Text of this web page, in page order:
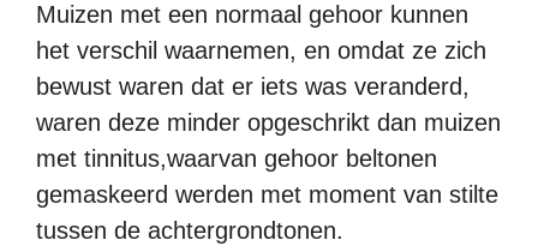
Muizen met een normaal gehoor kunnen
het verschil waarnemen, en omdat ze zich
bewust waren dat er iets was veranderd,
waren deze minder opgeschrikt dan muizen
met tinnitus,waarvan gehoor beltonen
gemaskeerd werden met moment van stilte
tussen de achtergrondtonen.